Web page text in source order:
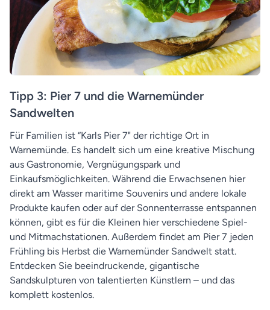
Tipp 3: Pier 7 und die Warnemünder
Sandwelten
Für Familien ist “Karls Pier 7" der richtige Ort in
Warnemünde. Es handelt sich um eine kreative Mischung
aus Gastronomie, Vergnügungspark und
Einkaufsmöglichkeiten. Während die Erwachsenen hier
direkt am Wasser maritime Souvenirs und andere lokale
Produkte kaufen oder auf der Sonnenterrasse entspannen
können, gibt es für die Kleinen hier verschiedene Spiel-
und Mitmachstationen. Außerdem findet am Pier 7 jeden
Frühling bis Herbst die Warnemünder Sandwelt statt.
Entdecken Sie beeindruckende, gigantische
Sandskulpturen von talentierten Künstlern – und das
komplett kostenlos.